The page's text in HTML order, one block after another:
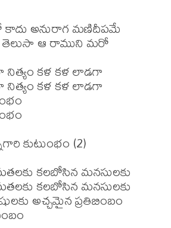
కాదు అనురాగ మణిదీపమే
తెలుసా ఆ రాముని మరో
నిత్యం కళ కళ లాడగా
నిత్యం కళ కళ లాడగా
కుటుంభం (2)
కలబోసిన మనసులకు
కలబోసిన మనసులకు
అచ్చమైన ప్రతిబింబం